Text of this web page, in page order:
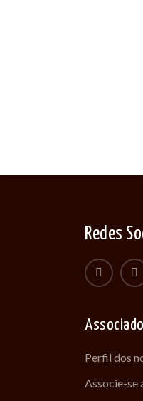
Redes
Perfil dos
Associe-se